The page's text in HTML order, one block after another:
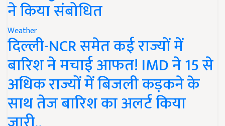
ने किया संबोधित
Weather
दिल्ली-NCR समेत कई राज्यों में
बारिश ने मचाई आफत! IMD ने 15 से
अधिक राज्यों में बिजली कड़कने के
साथ तेज बारिश का अलर्ट किया